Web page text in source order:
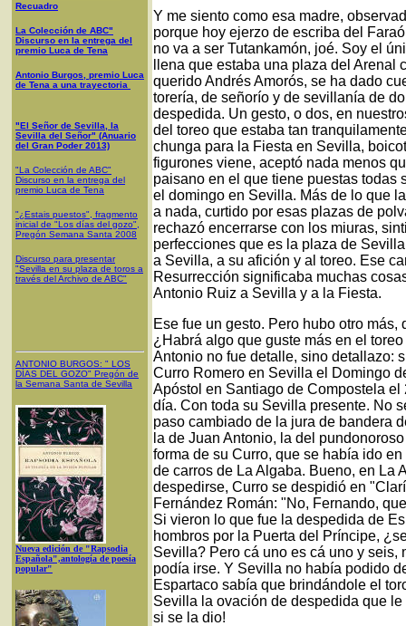
Recuadro
La Colección de ABC"
Discurso en la entrega del
premio Luca de Tena
Antonio Burgos, premio Luca
de Tena a una trayectoria
"El Señor de Sevilla, la
Sevilla del Señor" (Anuario
del Gran Poder 2013)
"La Colección de ABC"
Discurso en la entrega del
premio Luca de Tena
"¿Estais puestos", fragmento
inicial de "Los días del gozo",
Pregón Semana Santa 2008
Discurso para presentar
"Sevilla en su plaza de toros a
través del Archivo de ABC"
ANTONIO BURGOS: " LOS
DÍAS DEL GOZO" Pregón de
la Semana Santa de Sevilla
Nueva edición de "Rapsodia
Española",antología de poesía
popular"
Y me siento como esa madre,
porque hoy ejerzo de escriba del
no va a ser Tutankamón, joé. Soy el
llena que estaba una plaza del
querido Andrés Amorós, se ha dado
torería, de señorío y de sevillanía de
despedida. Un gesto, o dos, en
del toreo que estaba tan
chunga para la Fiesta en Sevilla,
figurones viene, aceptó nada menos
paisano en el que tiene puestas todas
el domingo en Sevilla. Más de lo que
a nada, curtido por esas plazas de
rechazó encerrarse con los miuras,
perfecciones que es la plaza de
a Sevilla, a su afición y al toreo. Ese
Resurrección significaba muchas
Antonio Ruiz a Sevilla y a la Fiesta.
Ese fue un gesto. Pero hubo otro
¿Habrá algo que guste más en el
Antonio no fue detalle, sino detallazo:
Curro Romero en Sevilla el Domingo
Apóstol en Santiago de Compostela
día. Con toda su Sevilla presente. No
paso cambiado de la jura de bandera
la de Juan Antonio, la del
forma de su Curro, que se había ido
de carros de La Algaba. Bueno, en La
despedirse, Curro se despidió en
Fernández Román: "No, Fernando,
Si vieron lo que fue la despedida de
hombros por la Puerta del Príncipe,
Sevilla? Pero cá uno es cá uno y seis,
podía irse. Y Sevilla no había podido
Espartaco sabía que brindándole el
Sevilla la ovación de despedida que
si se la dio!